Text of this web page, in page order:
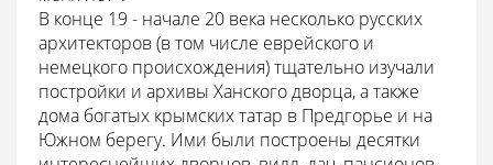
В конце 19 - начале 20 века несколько русских
архитекторов (в том числе еврейского и
немецкого происхождения) тщательно изучали
постройки и архивы Ханского дворца, а также
дома богатых крымских татар в Предгорье и на
Южном берегу. Ими были построены десятки